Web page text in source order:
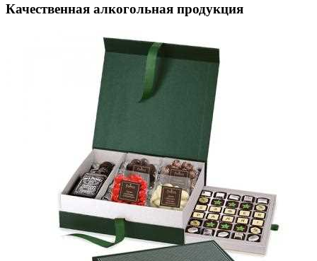
Качественная алкогольная продукция